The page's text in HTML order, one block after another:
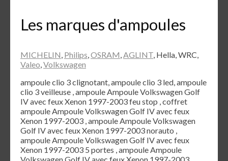
Les marques d'ampoules
MICHELIN, Philips,OSRAM,AGLINT, Hella, WRC,
Valeo,Volkswagen
ampoule clio 3 clignotant, ampoule clio 3 led, ampoule
clio 3 veilleuse , ampoule Ampoule Volkswagen Golf
IV avec feux Xenon 1997-2003 feu stop , coffret
ampoule Ampoule Volkswagen Golf IV avec feux
Xenon 1997-2003 , ampoule Ampoule Volkswagen
Golf IV avec feux Xenon 1997-2003 norauto ,
ampoule Ampoule Volkswagen Golf IV avec feux
Xenon 1997-2003 5 portes , ampoule Ampoule